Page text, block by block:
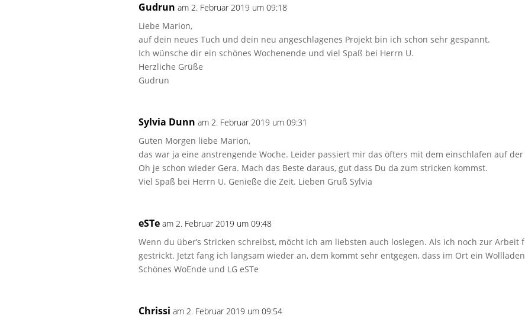
Gudrun am 2. Februar 2019 um 09:18
Liebe Marion,
auf dein neues Tuch und dein neu angeschlagenes Projekt bin ich schon sehr gespannt.
Ich wünsche dir ein schönes Wochenende und viel Spaß bei Herrn U.
Herzliche Grüße
Gudrun
Sylvia Dunn am 2. Februar 2019 um 09:31
Guten Morgen liebe Marion,
das war ja eine anstrengende Woche. Leider passiert mir das öfters mit dem einschlafen auf der
Oh je schon wieder Gera. Mach das Beste daraus, gut dass Du da zum stricken kommst.
Viel Spaß bei Herrn U. Genieße die Zeit. Lieben Gruß Sylvia
eSTe am 2. Februar 2019 um 09:48
Wenn du über’s Stricken schreibst, möcht ich am liebsten auch loslegen. Als ich noch zur
gestrickt. Jetzt fang ich langsam wieder an, dem kommt sehr entgegen, dass im Ort ein
Schönes WoEnde und LG eSTe
Chrissi am 2. Februar 2019 um 09:54